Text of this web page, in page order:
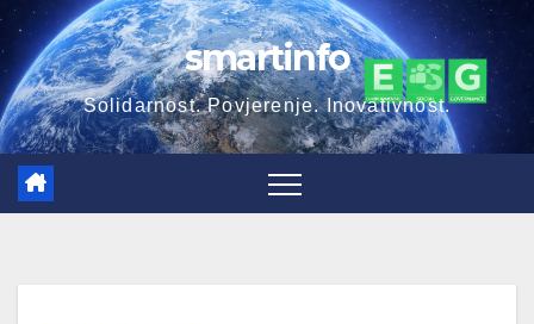
Skip
to
content
smartinfo
Solidarnost. Povjerenje. Inovativnost.